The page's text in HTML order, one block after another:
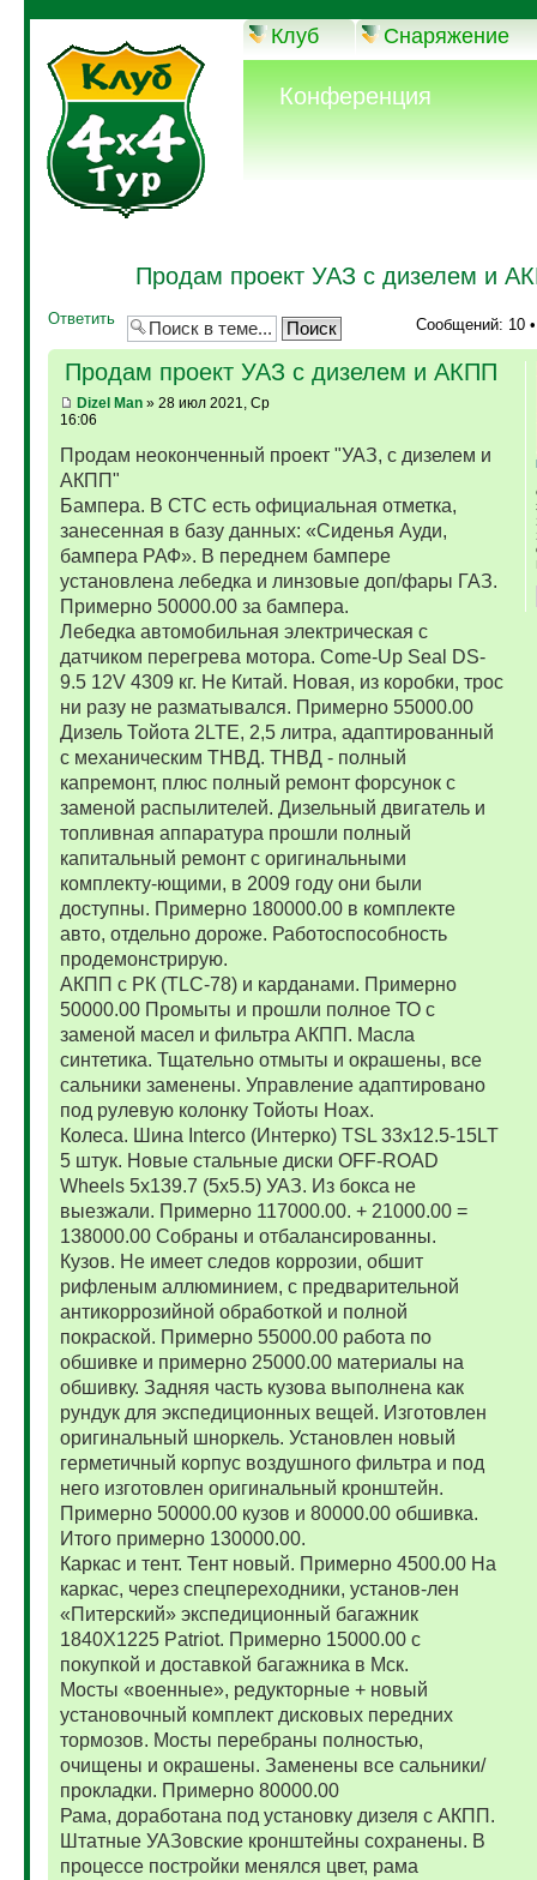
Клуб Снаряжение
Конференция
Продам проект УАЗ с дизелем и
Ответить Сообщений: 10
Продам проект УАЗ с дизелем и АКПП
Dizel Man» 28 июл 2021, Ср
16:06
Продам неоконченный проект "УАЗ, с дизелем и
АКПП"
Бампера. В СТС есть официальная отметка,
занесенная в базу данных: «Сиденья Ауди,
бампера РАФ». В переднем бампере
установлена лебедка и линзовые доп/фары ГАЗ.
Примерно 50000.00 за бампера.
Лебедка автомобильная электрическая с
датчиком перегрева мотора. Come-Up Seal DS-
9.5 12V 4309 кг. Не Китай. Новая, из коробки, трос
ни разу не разматывался. Примерно 55000.00
Дизель Тойота 2LTE, 2,5 литра, адаптированный
с механическим ТНВД. ТНВД - полный
капремонт, плюс полный ремонт форсунок с
заменой распылителей. Дизельный двигатель и
топливная аппаратура прошли полный
капитальный ремонт с оригинальными
комплекту-ющими, в 2009 году они были
доступны. Примерно 180000.00 в комплекте
авто, отдельно дороже. Работоспособность
продемонстрирую.
АКПП с РК (TLC-78) и карданами. Примерно
50000.00 Промыты и прошли полное ТО с
заменой масел и фильтра АКПП. Масла
синтетика. Тщательно отмыты и окрашены, все
сальники заменены. Управление адаптировано
под рулевую колонку Тойоты Ноах.
Колеса. Шина Interco (Интерко) TSL 33x12.5-15LT
5 штук. Новые стальные диски OFF-ROAD
Wheels 5x139.7 (5x5.5) УАЗ. Из бокса не
выезжали. Примерно 117000.00. + 21000.00 =
138000.00 Собраны и отбалансированны.
Кузов. Не имеет следов коррозии, обшит
рифленым аллюминием, с предварительной
антикоррозийной обработкой и полной
покраской. Примерно 55000.00 работа по
обшивке и примерно 25000.00 материалы на
обшивку. Задняя часть кузова выполнена как
рундук для экспедиционных вещей. Изготовлен
оригинальный шноркель. Установлен новый
герметичный корпус воздушного фильтра и под
него изготовлен оригинальный кронштейн.
Примерно 50000.00 кузов и 80000.00 обшивка.
Итого примерно 130000.00.
Каркас и тент. Тент новый. Примерно 4500.00 На
каркас, через спецпереходники, установ-лен
«Питерский» экспедиционный багажник
1840Х1225 Patriot. Примерно 15000.00 с
покупкой и доставкой багажника в Мск.
Мосты «военные», редукторные + новый
установочный комплект дисковых передних
тормозов. Мосты перебраны полностью,
очищены и окрашены. Заменены все сальники/
прокладки. Примерно 80000.00
Рама, доработана под установку дизеля с АКПП.
Штатные УАЗовские кронштейны сохранены. В
процессе постройки менялся цвет, рама